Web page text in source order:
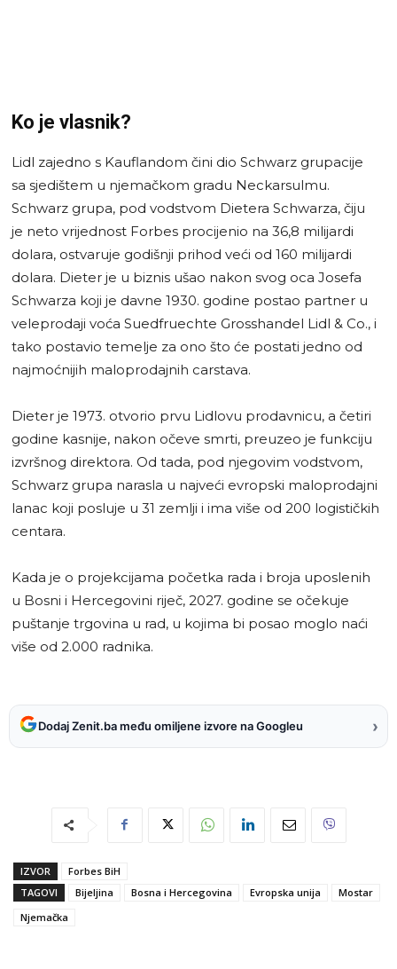
Ko je vlasnik?
Lidl zajedno s Kauflandom čini dio Schwarz grupacije
sa sjedištem u njemačkom gradu Neckarsulmu.
Schwarz grupa, pod vodstvom Dietera Schwarza, čiju
je neto vrijednost Forbes procijenio na 36,8 milijardi
dolara, ostvaruje godišnji prihod veći od 160 milijardi
dolara. Dieter je u biznis ušao nakon svog oca Josefa
Schwarza koji je davne 1930. godine postao partner u
veleprodaji voća Suedfruechte Grosshandel Lidl & Co., i
tako postavio temelje za ono što će postati jedno od
najmoćnijih maloprodajnih carstava.
Dieter je 1973. otvorio prvu Lidlovu prodavnicu, a četiri
godine kasnije, nakon očeve smrti, preuzeo je funkciju
izvršnog direktora. Od tada, pod njegovim vodstvom,
Schwarz grupa narasla u najveći evropski maloprodajni
lanac koji posluje u 31 zemlji i ima više od 200 logističkih
centara.
Kada je o projekcijama početka rada i broja uposlenih
u Bosni i Hercegovini riječ, 2027. godine se očekuje
puštanje trgovina u rad, u kojima bi posao moglo naći
više od 2.000 radnika.
Dodaj Zenit.ba među omiljene izvore na Googleu ›
IZVOR
Forbes BiH
TAGOVI
Bijeljina Bosna i Hercegovina Evropska unija
Mostar
Njemačka